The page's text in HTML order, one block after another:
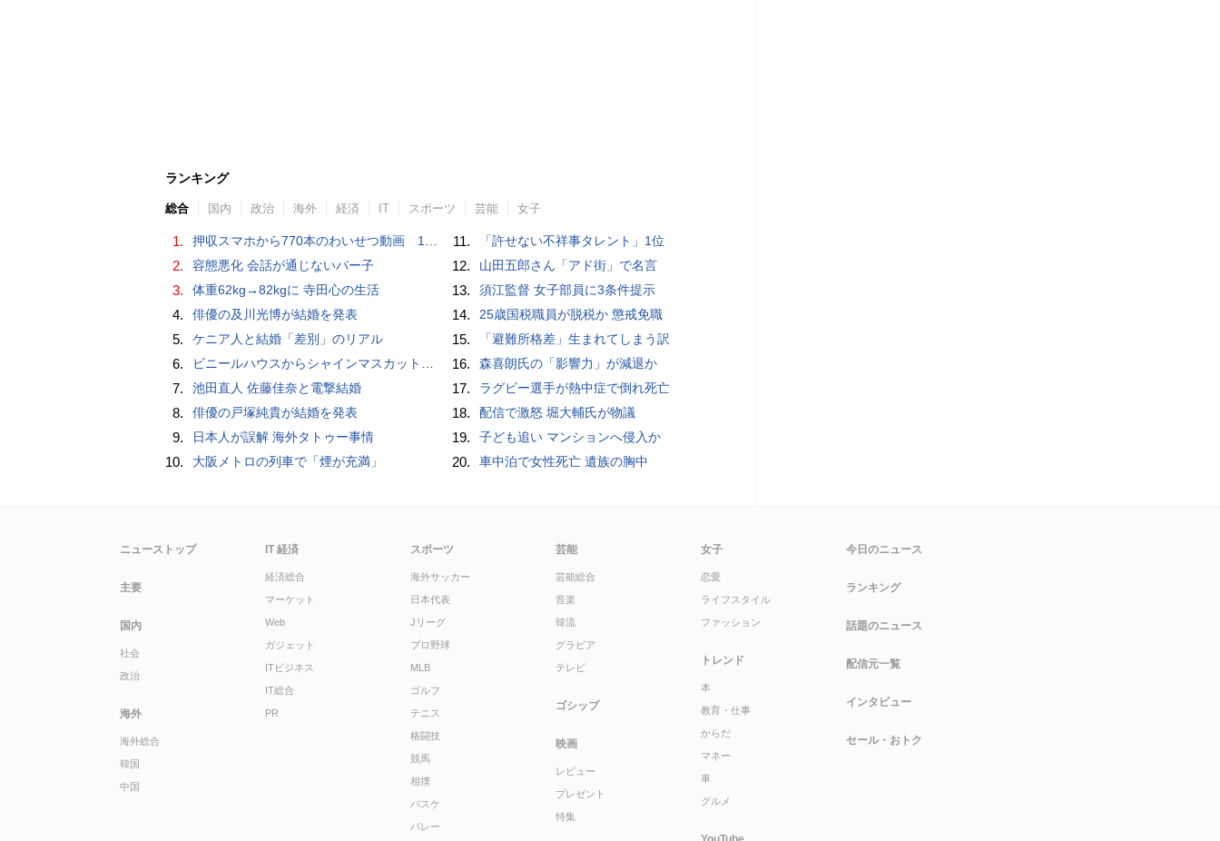
ランキング
総合 国内 政治 海外 経済 IT スポーツ 芸能 女子
1. 押収スマホから770本のわいせつ動画 15歳少女に酒と薬飲ませ性的暴行か 54歳男を再逮捕 「薬もありますよ」とSNSで誘い出し
2. 容態悪化 会話が通じないパー子
3. 体重62kg→82kgに 寺田心の生活
4. 俳優の及川光博が結婚を発表
5. ケニア人と結婚「差別」のリアル
6. ビニールハウスからシャインマスカット約200房を盗んだ疑い ネットで販売か 無職の男（42）逮捕 岡山県警
7. 池田直人 佐藤佳奈と電撃結婚
8. 俳優の戸塚純貴が結婚を発表
9. 日本人が誤解 海外タトゥー事情
10. 大阪メトロの列車で「煙が充満」
11. 「許せない不祥事タレント」1位
12. 山田五郎さん「アド街」で名言
13. 須江監督 女子部員に3条件提示
14. 25歳国税職員が脱税か 懲戒免職
15. 「避難所格差」生まれてしまう訳
16. 森喜朗氏の「影響力」が減退か
17. ラグビー選手が熱中症で倒れ死亡
18. 配信で激怒 堀大輔氏が物議
19. 子ども追い マンションへ侵入か
20. 車中泊で女性死亡 遺族の胸中
ニューストップ
主要
国内
社会
政治
海外
海外総合
韓国
中国
IT 経済
経済総合
マーケット
Web
ガジェット
ITビジネス
IT総合
PR
スポーツ
海外サッカー
日本代表
Jリーグ
プロ野球
MLB
ゴルフ
テニス
格闘技
競馬
相撲
バスケ
バレー
芸能
芸能総合
音楽
韓流
グラビア
テレビ
ゴシップ
映画
レビュー
プレゼント
特集
女子
恋愛
ライフスタイル
ファッション
トレンド
本
教育・仕事
からだ
マネー
車
グルメ
今日のニュース
ランキング
話題のニュース
配信元一覧
インタビュー
セール・おトク